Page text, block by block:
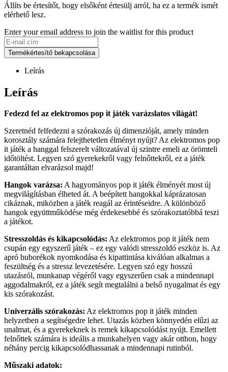
Állíts be értesítőt, hogy elsőként értesülj arról, ha ez a termék ismét
elérhető lesz.
Enter your email address to join the waitlist for this product
Termékértesítő bekapcsolása
Leírás
Leírás
Fedezd fel az elektromos pop it játék varázslatos világát!
Szeretnéd felfedezni a szórakozás új dimenzióját, amely minden
korosztály számára felejthetetlen élményt nyújt? Az elektromos pop
it játék a hanggal felszerelt változatával új szintre emeli az örömteli
időtöltést. Legyen szó gyerekekről vagy felnőttekről, ez a játék
garantáltan elvarázsol majd!
Hangok varázsa: A hagyományos pop it játék élményét most új
megvilágításban élheted át. A beépített hangokkal káprázatosan
cikáznak, miközben a játék reagál az érintéseidre. A különböző
hangok együttműködése még érdekesebbé és szórakoztatóbbá teszi
a játékot.
Stresszoldás és kikapcsolódás: Az elektromos pop it játék nem
csupán egy egyszerű játék – ez egy valódi stresszoldó eszköz is. Az
apró buborékok nyomkodása és kipattintása kiválóan alkalmas a
feszültség és a stressz levezetésére. Legyen szó egy hosszú
utazásról, munkanap végéről vagy egyszerűen csak a mindennapi
aggodalmakról, ez a játék segít megtalálni a belső nyugalmat és egy
kis szórakozást.
Univerzális szórakozás: Az elektromos pop it játék minden
helyzetben a segítségedre lehet. Utazás közben könnyedén elűzi az
unalmat, és a gyerekeknek is remek kikapcsolódást nyújt. Emellett
felnőttek számára is ideális a munkahelyen vagy akár otthon, hogy
néhány percig kikapcsolódhassanak a mindennapi rutinból.
Műszaki adatok: